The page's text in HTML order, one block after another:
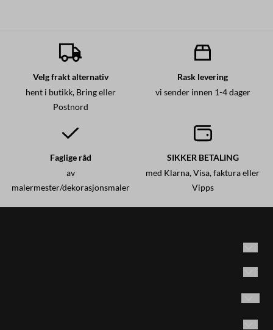
Velg frakt alternativ
hent i butikk, Bring eller
Postnord
Rask levering
vi sender innen 1-4 dager
Faglige råd
av
malermester/dekorasjonsmaler
SIKKER BETALING
med Klarna, Visa, faktura eller
Vipps